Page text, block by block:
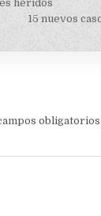
heridos
15 nuevos